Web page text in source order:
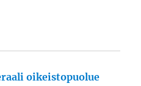
oikeistopuolue